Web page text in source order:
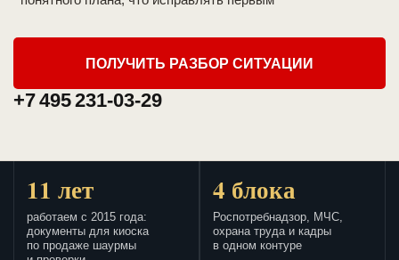
ПОЛУЧИТЬ РАЗБОР СИТУАЦИИ
+7 495 231-03-29
11 лет
работаем с 2015 года:
документы для киоска
по продаже шаурмы
4 блока
Роспотребнадзор, МЧС,
охрана труда и кадры
в одном контуре